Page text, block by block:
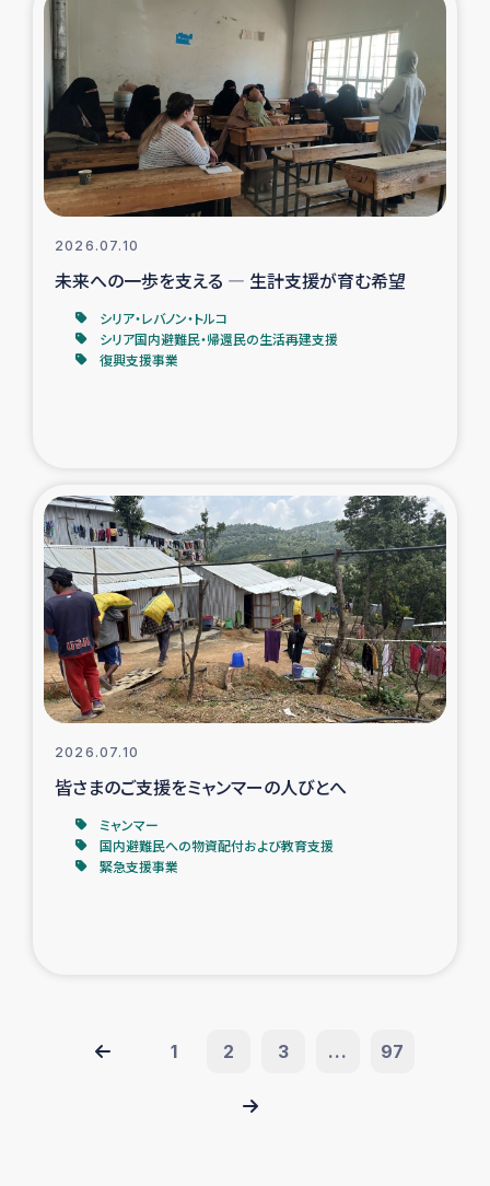
2026.07.10
未来への一歩を支える ― 生計支援が育む希望
シリア・レバノン・トルコ
シリア国内避難民・帰還民の生活再建支援
復興支援事業
2026.07.10
皆さまのご支援をミャンマーの人びとへ
ミャンマー
国内避難民への物資配付および教育支援
緊急支援事業
1 2 3 ... 97